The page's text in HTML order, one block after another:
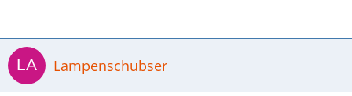
Lampenschubser